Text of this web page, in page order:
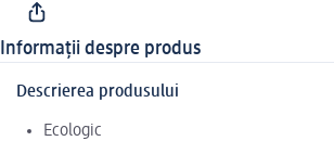
Informații despre produs
Descrierea produsului
Ecologic